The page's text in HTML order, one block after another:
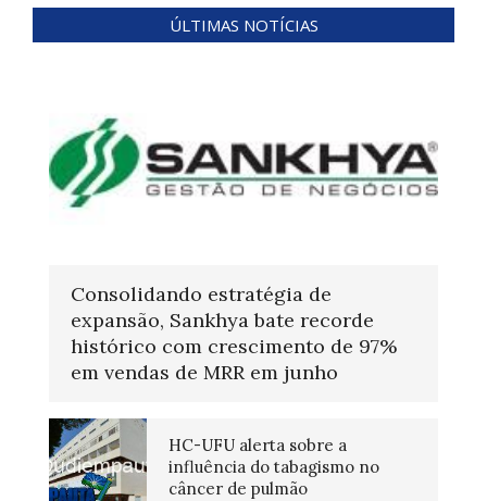
ÚLTIMAS NOTÍCIAS
Consolidando estratégia de
expansão, Sankhya bate recorde
histórico com crescimento de 97%
em vendas de MRR em junho
HC-UFU alerta sobre a
influência do tabagismo no
câncer de pulmão